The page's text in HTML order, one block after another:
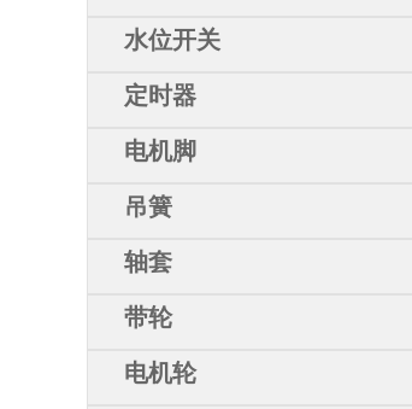
水位开关
定时器
电机脚
吊簧
轴套
带轮
电机轮